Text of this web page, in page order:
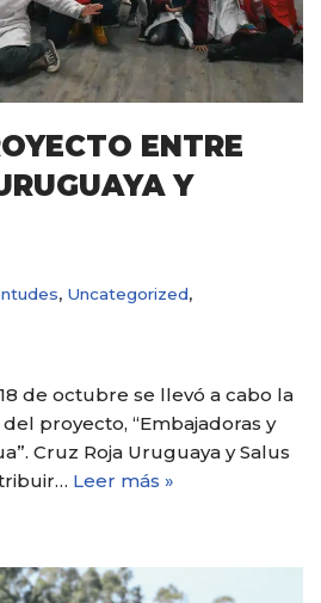
ENTRE
Y
, Uncategorized,
de octubre se llevó a cabo la
proyecto, “Embajadoras y
Cruz Roja Uruguaya y Salus
Leer más »